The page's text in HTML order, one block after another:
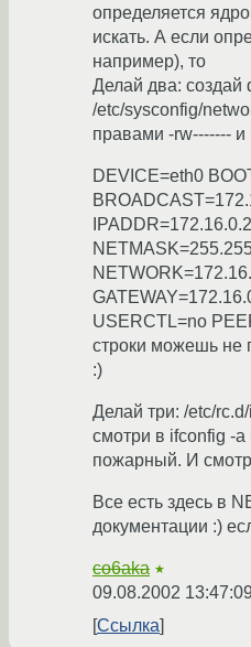
определяется
искать. А если
например), то
Делай два: создай
/etc/sysconfig/
правами -rw-------
DEVICE=eth0
IPADDR=172.16.0.2
USERCTL=no
строки можешь не
:)
Делай три: /etc/
смотри в ifconfig -a
пожарный. И
Все есть здесь в
документации :)
co6aka ★
09.08.2002
Ссылка